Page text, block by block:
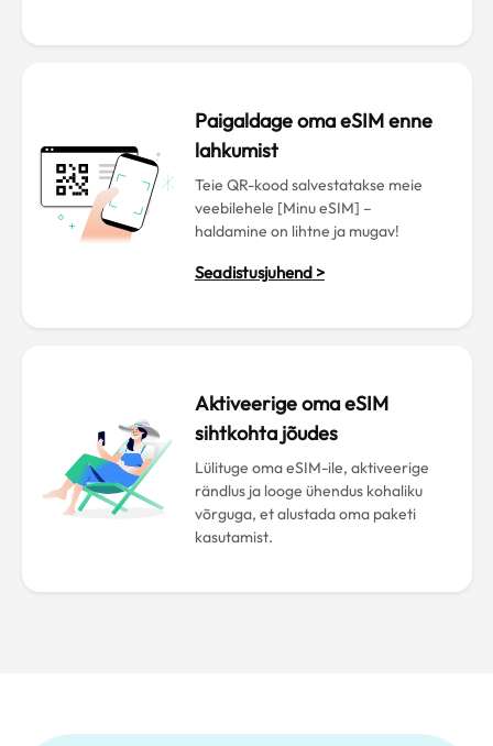
Paigaldage oma eSIM enne
lahkumist
Teie QR-kood salvestatakse meie
veebilehele [Minu eSIM] –
haldamine on lihtne ja mugav!
Seadistusjuhend >
Aktiveerige oma eSIM
sihtkohta jõudes
Lülituge oma eSIM-ile, aktiveerige
rändlus ja looge ühendus kohaliku
võrguga, et alustada oma paketi
kasutamist.